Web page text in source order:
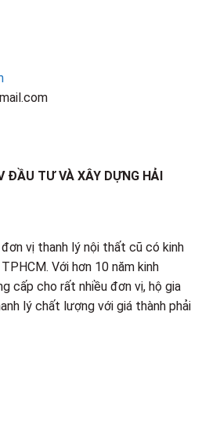
ĐẦU TƯ VÀ XÂY DỰNG HẢI
đơn vị thanh lý nội thất cũ có kinh
Với hơn 10 năm kinh
cấp cho rất nhiều đơn vị, hộ gia
lý chất lượng với giá thành phải